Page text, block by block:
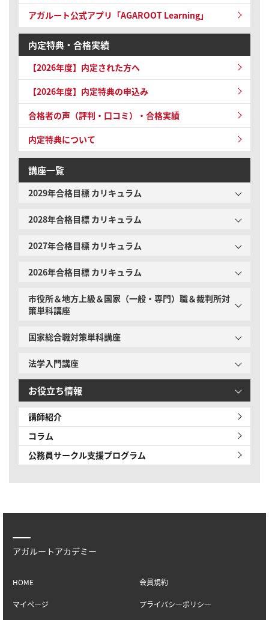
アガルート公式アプリ「AGAROOT Learning」
内定特典・合格実績
【2026年度】内定された方へ
【2026年度】内定特典の申込み
合格者の声（評判・口コミ）・合格実績
内定特典について
講座一覧
2029年合格目標 カリキュラム
2028年合格目標 カリキュラム
2027年合格目標 カリキュラム
2026年合格目標 カリキュラム
市役所＆地方上級＆国家（一般・専門）職＆裁判所対
策単科講座
国家総合職対策単科講座
法学入門講座
お役立ち情報
講師紹介
コラム
公務員サークル支援プログラム
アガルートアカデミー
HOME
マイページ
会員規約
プライバシーポリシー